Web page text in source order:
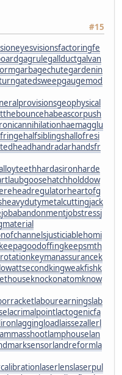
#15
eyesvisionsfactoringfe
gagrulegallductgalvan
garbagechutegardenin
gatedsweepgaugemod
geophysical
habeascorpush
haemagglu
halfsiblingshallofresi
handradarhandsfr
hardasironharde
hatchholddow
headregulatorheartofg
heavydutymetalcuttingjack
jobabandonmentjobstressj
justiciablehomi
keepagoodoffingkeepsmth
keymanassurancek
kingweakfishk
knockonatomknow
labourearningslab
lacrimalpointlactogenicfa
laggingloadlaissezallerl
lamphouselan
landreformla
laserlenslaserpul